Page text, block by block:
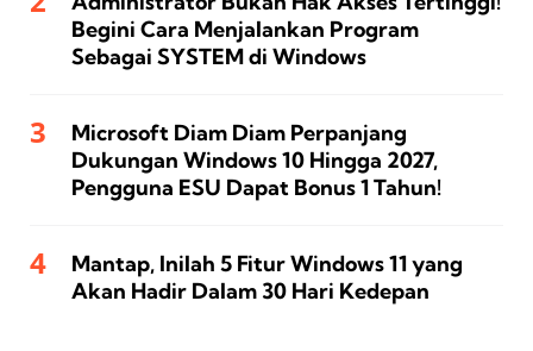
Begini Cara Menjalankan Program
Sebagai SYSTEM di Windows
Microsoft Diam Diam Perpanjang
Dukungan Windows 10 Hingga 2027,
Pengguna ESU Dapat Bonus 1 Tahun!
Mantap, Inilah 5 Fitur Windows 11 yang
Akan Hadir Dalam 30 Hari Kedepan